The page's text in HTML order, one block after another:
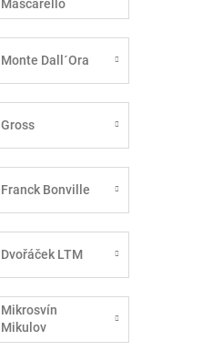
Mascarello
Monte Dall´Ora
Gross
Franck Bonville
Dvořáček LTM
Mikrosvín
Mikulov